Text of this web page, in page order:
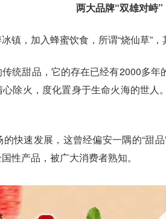
两大品牌“双雄对峙”
镇，加入蜂蜜饮食，所谓“烧仙草”，
统甜品，它的存在已经有2000多
除火，度化置身于生命火海的世
快速发展，这曾经偏安一隅的“甜
性产品，被广大消费者熟知。